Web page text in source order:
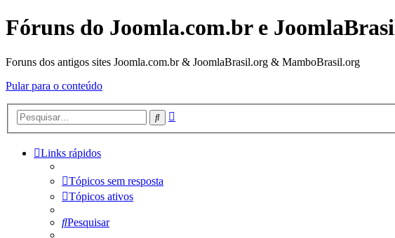
Fóruns do Joomla.com.br e
Foruns dos antigos sites Joomla.com.br & JoomlaBrasil.org & MamboBrasil.org
Pular para o conteúdo
Pesquisar
Links rápidos
Tópicos sem resposta
Tópicos ativos
Pesquisar